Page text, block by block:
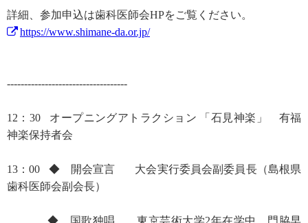
詳細、参加申込は歯科医師会HPをご覧ください。
https://www.shimane-da.or.jp/
-----------------------------------
12：30 オープニングアトラクション 「石見神楽」 有福
神楽保持者会
13：00 ◆ 開会宣言 大会実行委員会副委員長（島根県
歯科医師会副会長）
◆ 国歌独唱 東京芸術大学2年在学中 門脇早